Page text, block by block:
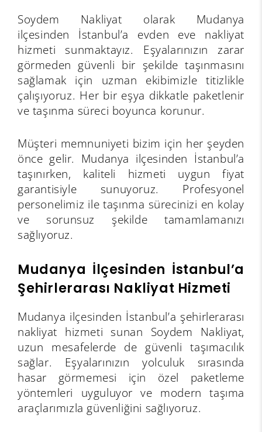
Soydem Nakliyat olarak Mudanya
ilçesinden İstanbul’a evden eve nakliyat
hizmeti sunmaktayız. Eşyalarınızın zarar
görmeden güvenli bir şekilde taşınmasını
sağlamak için uzman ekibimizle titizlikle
çalışıyoruz. Her bir eşya dikkatle paketlenir
ve taşınma süreci boyunca korunur.
Müşteri memnuniyeti bizim için her şeyden
önce gelir. Mudanya ilçesinden İstanbul’a
taşınırken, kaliteli hizmeti uygun fiyat
garantisiyle sunuyoruz. Profesyonel
personelimiz ile taşınma sürecinizi en kolay
ve sorunsuz şekilde tamamlamanızı
sağlıyoruz.
Mudanya İlçesinden İstanbul’a
Şehirlerarası Nakliyat Hizmeti
Mudanya ilçesinden İstanbul’a şehirlerarası
nakliyat hizmeti sunan Soydem Nakliyat,
uzun mesafelerde de güvenli taşımacılık
sağlar. Eşyalarınızın yolculuk sırasında
hasar görmemesi için özel paketleme
yöntemleri uyguluyor ve modern taşıma
araçlarımızla güvenliğini sağlıyoruz.